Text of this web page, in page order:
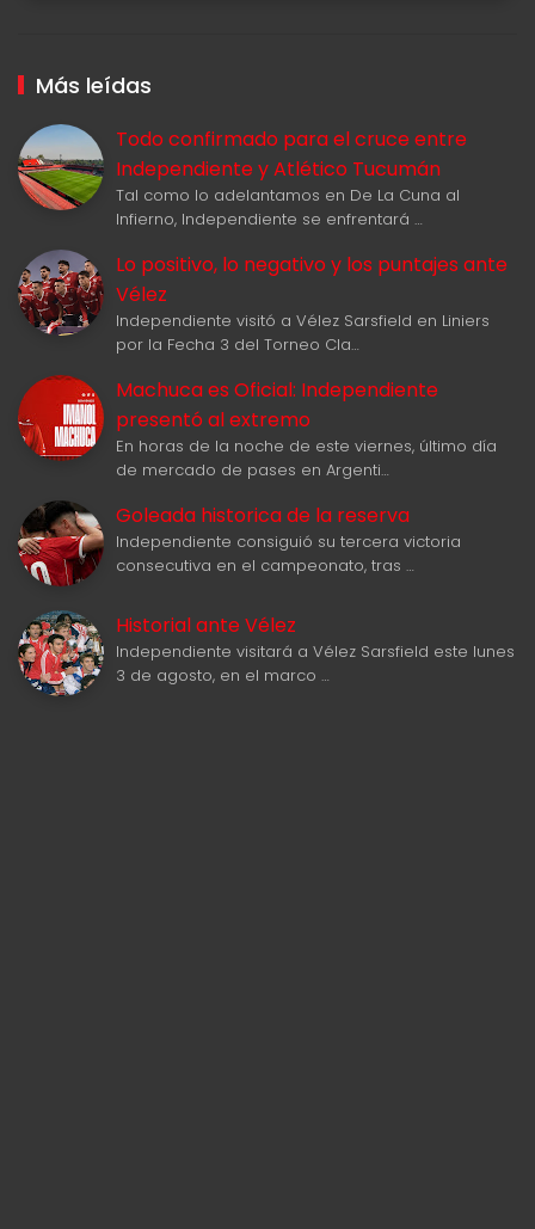
Más leídas
Todo confirmado para el cruce entre
Independiente y Atlético Tucumán
Tal como lo adelantamos en De La Cuna al
Infierno, Independiente se enfrentará …
Lo positivo, lo negativo y los puntajes ante
Vélez
Independiente visitó a Vélez Sarsfield en Liniers
por la Fecha 3 del Torneo Cla…
Machuca es Oficial: Independiente
presentó al extremo
En horas de la noche de este viernes, último día
de mercado de pases en Argenti…
Goleada historica de la reserva
Independiente consiguió su tercera victoria
consecutiva en el campeonato, tras …
Historial ante Vélez
Independiente visitará a Vélez Sarsfield este lunes
3 de agosto, en el marco …